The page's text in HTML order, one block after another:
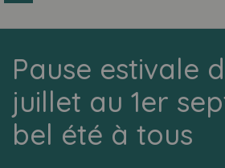
Les
Cécile
Bijoux
faits
main
Pause estivale
juillet au 1er
bel été à tous